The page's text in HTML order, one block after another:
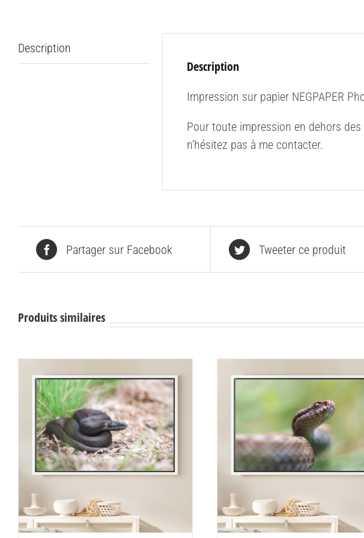
Description
Description
Impression sur papier NEGPAPER
Pour toute impression en dehors
n’hésitez pas à me contacter.
Partager sur Facebook Tweeter ce produit
Produits similaires